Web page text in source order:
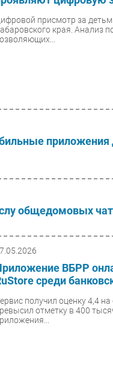
присмотр за
края. Анализ
приложения
общедомовых
ВБРР
среди
получил оценку 4,4
отметку в 400